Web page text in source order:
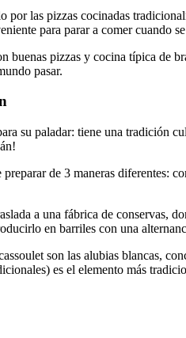
por las pizzas cocinadas
para parar a comer cuando
buenas pizzas y cocina típica de
pasar.
su paladar: tiene una tradición
de 3 maneras diferentes:
a una fábrica de conservas,
en barriles con una
son las alubias blancas,
es el elemento más